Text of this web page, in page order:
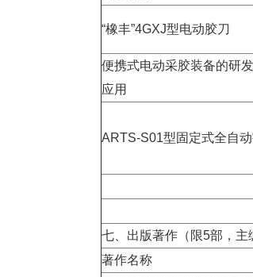
“橡丰”4GXJ型电动胶刀
便携式电动采胶装备的研
应用
ARTS-S01型固定式全自
七、出版著作（限5部，主
著作名称